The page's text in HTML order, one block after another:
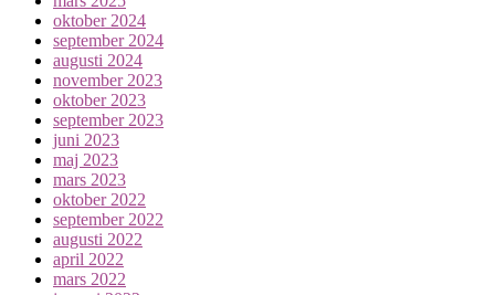
oktober 2024
september 2024
augusti 2024
november 2023
oktober 2023
september 2023
juni 2023
maj 2023
mars 2023
oktober 2022
september 2022
augusti 2022
april 2022
mars 2022